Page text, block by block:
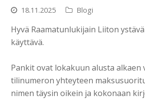
18.11.2025 Blogi
Hyvä Raamatunlukijain Liiton
käyttävä.
Pankit ovat lokakuun alusta alkaen
tilinumeron yhteyteen
nimen täysin oikein ja kokonaan